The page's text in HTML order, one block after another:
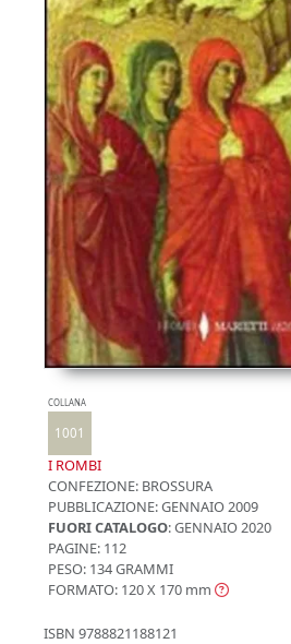
COLLANA
1001
I ROMBI
CONFEZIONE: BROSSURA
PUBBLICAZIONE:GENNAIO 2009
FUORI CATALOGO: GENNAIO 2020
PAGINE: 112
PESO: 134 GRAMMI
FORMATO: 120 X 170 mm
ISBN 9788821188121